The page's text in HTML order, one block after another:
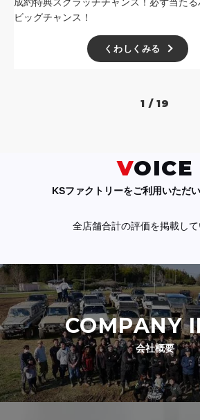
ビッグチャンス！
くわしくみる
1 / 19
VOICE
KSファクトリーをご利用いただ
全店舗合計の評価を掲載して
COMPANY
会社概要